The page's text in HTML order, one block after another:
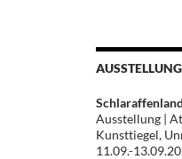
Schlaraffenland
Ausstellung |
Kunsttiegel,
11.09.-